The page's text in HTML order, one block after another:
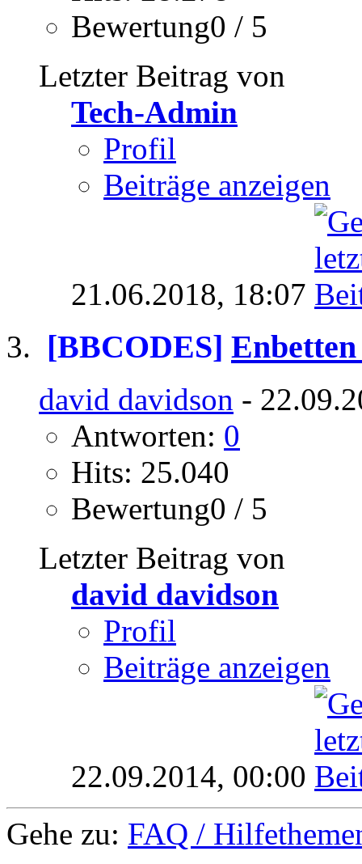
Bewertung0 / 5
Letzter Beitrag von
Tech-Admin
Profil
Beiträge anzeigen
21.06.2018, 18:07
[BBCODES]
david davidson -
Antworten: 0
Hits: 25.040
Bewertung0 / 5
Letzter Beitrag von
david davidson
Profil
Beiträge anzeigen
22.09.2014, 00:00
Gehe zu: FAQ /